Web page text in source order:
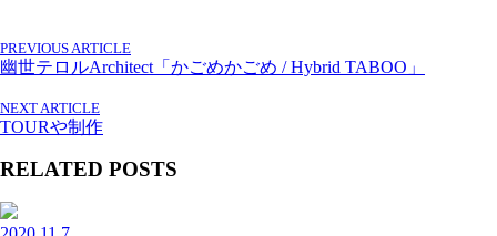
PREVIOUS ARTICLE
幽世テロルArchitect「かごめかごめ / Hybrid TABOO」
NEXT ARTICLE
TOURや制作
RELATED POSTS